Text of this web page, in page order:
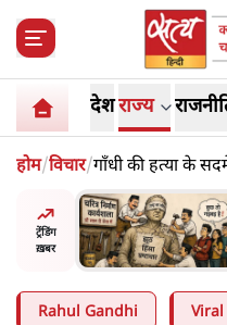
देशराज्य
होम/विचार/गाँधी की हत्या के
ट्रेंडिंग
ख़बर
की मरम्मत
Rahul Gandhi Viral